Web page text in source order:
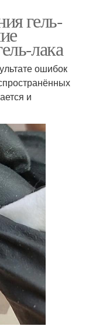
гель-
лака
ошибок
и